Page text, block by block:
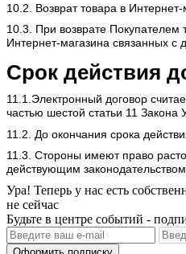
10.2. Возврат товара в Интернет-
10.3. При возврате Покупателем
Интернет-магазина связанных с
Срок действия
11.1.Электронный договор
частью шестой статьи 11
11.2. До окончания срока
11.3. Стороны имеют право
действующим
Ура! Теперь у нас есть
не сейчас
Будьте в центре событий -